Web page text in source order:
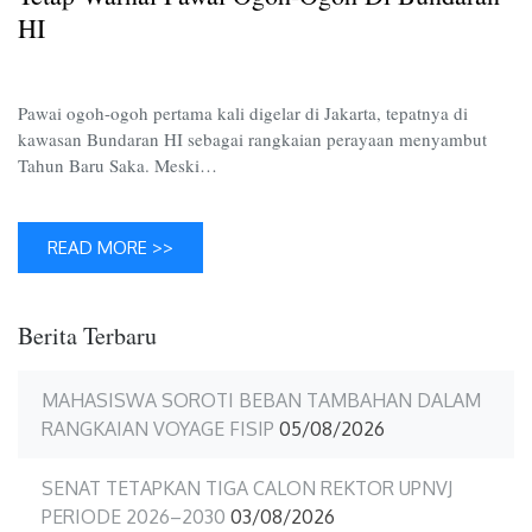
HI
HI
Pawai ogoh-ogoh pertama kali digelar di Jakarta, tepatnya di
kawasan Bundaran HI sebagai rangkaian perayaan menyambut
Tahun Baru Saka. Meski…
READ MORE >>
Berita Terbaru
MAHASISWA SOROTI BEBAN TAMBAHAN DALAM
RANGKAIAN VOYAGE FISIP 05/08/2026
SENAT TETAPKAN TIGA CALON REKTOR UPNVJ
PERIODE 2026–2030 03/08/2026